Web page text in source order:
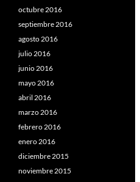
octubre 2016
septiembre 2016
agosto 2016
julio 2016
junio 2016
mayo 2016
abril 2016
marzo 2016
febrero 2016
enero 2016
diciembre 2015
noviembre 2015